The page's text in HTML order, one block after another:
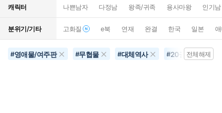
캐릭터 나쁜남자 다정남 왕족/귀족 용사마왕 인기남
분위기/기타 고화질 e북 연재 완결 한국 일본
#영애물/여주판 #무협물 #대체역사 #20권이상전체해제